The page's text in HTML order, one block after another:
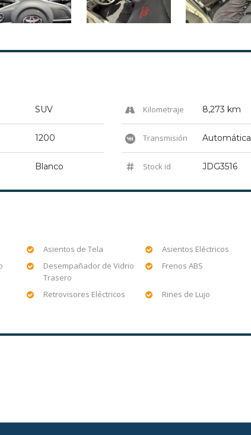
SUV Kilometraje 8,273 km
1200 Transmisión Automática
Blanco Stock id JDG3516
Asientos de Tela
Asientos Eléctricos
Desempañador de Vidrio
Trasero
Frenos ABS
Retrovisores Eléctricos
Rines de Lujo